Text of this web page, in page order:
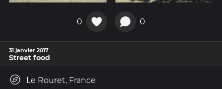
0 0
31 janvier 2017
Street food
Le Rouret, France